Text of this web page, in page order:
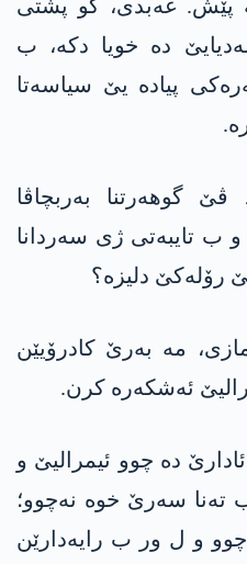
پێش. عەبدی، کو پشتی
دە خویا دکە، ب
پیادە یێ سیاسەتا
ڤێ گوھەرتنا بەربچاڤا
ب تایبەتی ژی سەردانا
رۆلەکێ دلیزە؟
مە بەرێ کادرۆیێن
ئەشکەرە کرن.
دە چوو ئیمرالیێ و
تەنا سەرێ خوە نەچوو؛
و ل ور ب رایەدارێن